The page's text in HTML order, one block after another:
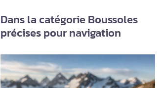
Dans la catégorie Boussoles
précises pour navigation